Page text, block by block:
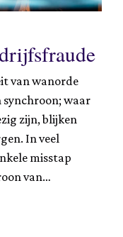
van wanorde
synchroon; waar
zijn, blijken
In veel
misstap
van…